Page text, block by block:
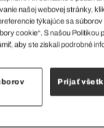
našej webovej stránky,
týkajúce sa súborov
cookie“. S našou Politikou
aby ste získali podrobné
Prijať